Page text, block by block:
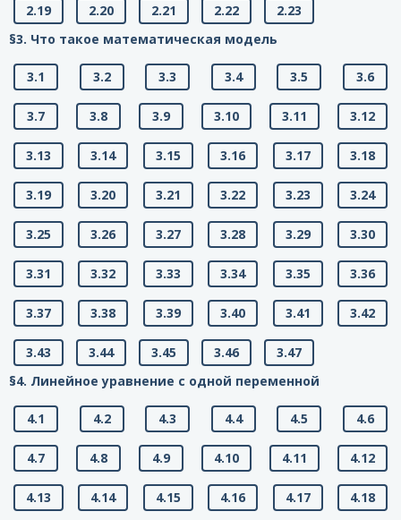
2.19 2.20 2.21 2.22
2.23
§3. Что такое математическая модель
3.1 3.2 3.3 3.4 3.5 3.6
3.7 3.8 3.9 3.10 3.11 3.12
3.13 3.14 3.15 3.16 3.17 3.18
3.19 3.20 3.21 3.22 3.23 3.24
3.25 3.26 3.27 3.28 3.29 3.30
3.31 3.32 3.33 3.34 3.35 3.36
3.37 3.38 3.39 3.40 3.41 3.42
3.43 3.44 3.45 3.46
3.47
§4. Линейное уравнение с одной переменной
4.1 4.2 4.3 4.4 4.5 4.6
4.7 4.8 4.9 4.10 4.11 4.12
4.13 4.14 4.15 4.16 4.17 4.18